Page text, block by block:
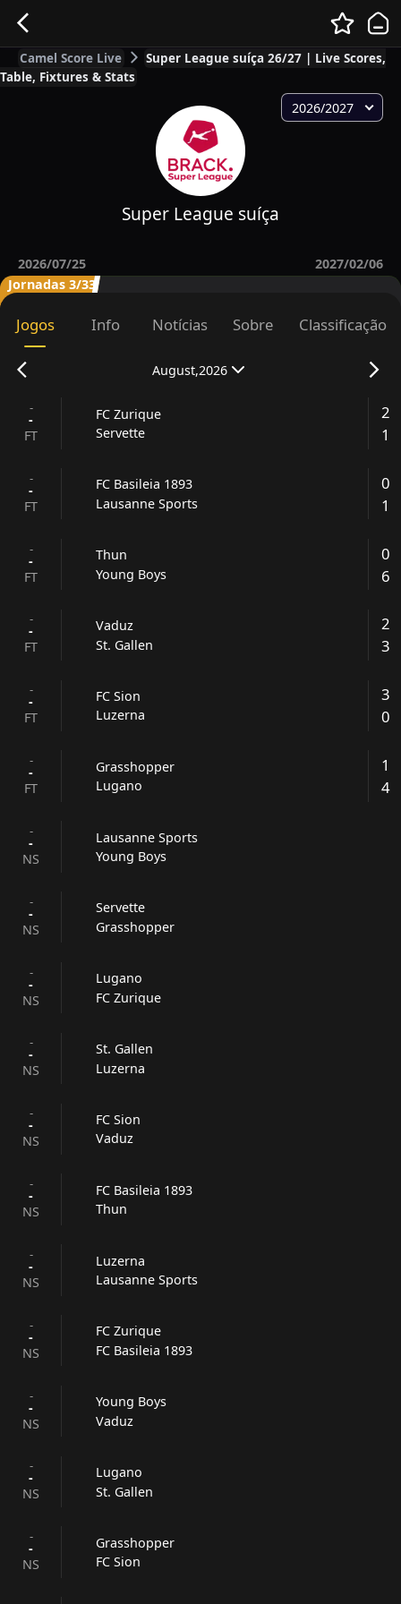
Camel Score Live
Super League suíça 26/27 | Live Scores,
Table, Fixtures & Stats
2026/2027
Super League suíça
2026/07/25
2027/02/06
Jornadas 3/33
Jogos Info Notícias Sobre Classificação
August,2026
-
-
FT
FC Zurique
Servette
2
1
-
-
FT
FC Basileia 1893
Lausanne Sports
0
1
-
-
FT
Thun
Young Boys
0
6
-
-
FT
Vaduz
St. Gallen
2
3
-
-
FT
FC Sion
Luzerna
3
0
-
-
FT
Grasshopper
Lugano
1
4
-
-
NS
Lausanne Sports
Young Boys
-
-
NS
Servette
Grasshopper
-
-
NS
Lugano
FC Zurique
-
-
NS
St. Gallen
Luzerna
-
-
NS
FC Sion
Vaduz
-
-
NS
FC Basileia 1893
Thun
-
-
NS
Luzerna
Lausanne Sports
-
-
NS
FC Zurique
FC Basileia 1893
-
-
NS
Young Boys
Vaduz
-
-
NS
Lugano
St. Gallen
-
-
NS
Grasshopper
FC Sion